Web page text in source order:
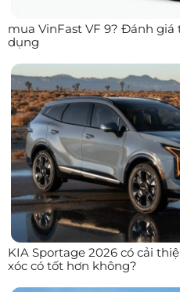
mua VinFast VF 9? Đánh giá
dụng
KIA Sportage 2026 có cải
xóc có tốt hơn không?